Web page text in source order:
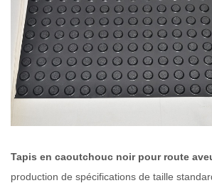
Tapis en caoutchouc noir pour route
production de spécifications de taille